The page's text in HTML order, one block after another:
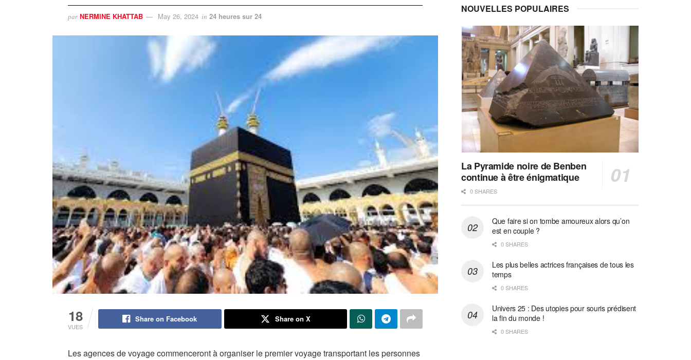
par NERMINE KHATTAB May 26, 2024 in 24 heures sur 24
18
VUES
Share on Facebook Share on X
Les agences de voyage commenceront à organiser le premier voyage transportant les personnes
NOUVELLES POPULAIRES
La Pyramide noire de Benben
continue à être énigmatique
0 SHARES
Que faire si on tombe amoureux alors qu’on
est en couple ?
0 SHARES
Les plus belles actrices françaises de tous les
temps
0 SHARES
Univers 25 : Des utopies pour souris prédisent
la fin du monde !
0 SHARES